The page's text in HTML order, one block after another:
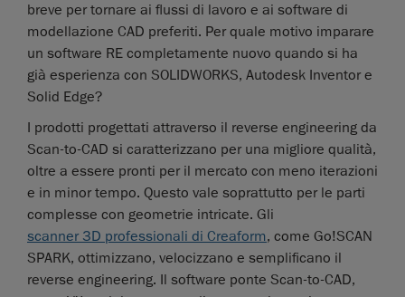
breve per tornare ai flussi di lavoro e ai software di
modellazione CAD preferiti. Per quale motivo imparare
un software RE completamente nuovo quando si ha
già esperienza con SOLIDWORKS, Autodesk Inventor e
Solid Edge?
I prodotti progettati attraverso il reverse engineering da
Scan-to-CAD si caratterizzano per una migliore qualità,
oltre a essere pronti per il mercato con meno iterazioni
e in minor tempo. Questo vale soprattutto per le parti
complesse con geometrie intricate. Gli
scanner 3D professionali di Creaform, come Go!SCAN
SPARK, ottimizzano, velocizzano e semplificano il
reverse engineering. Il software ponte Scan-to-CAD,